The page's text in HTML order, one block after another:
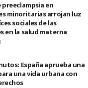
preeclampsia en
minoritarias arrojan luz
sociales de las
en la salud materna
España aprueba una
una vida urbana con